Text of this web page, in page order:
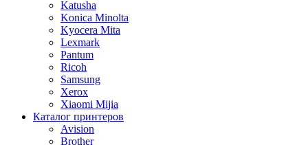
Katusha
Konica Minolta
Kyocera Mita
Lexmark
Pantum
Ricoh
Samsung
Xerox
Xiaomi Mijia
Каталог принтеров
Avision
Brother